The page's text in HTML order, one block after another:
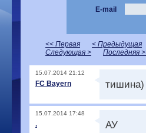
E-mail
<< Первая
< Предыдущая
Следующая >
Последняя
15.07.2014 21:12
FC Bayern тишина)
15.07.2014 17:48
. АУ